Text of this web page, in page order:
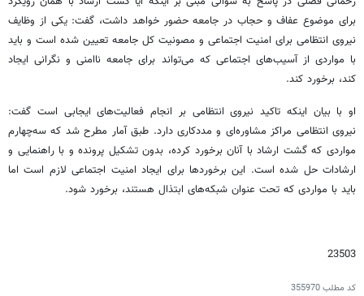
برای موضوع عفاف و حجاب در جامعه حضور خواهد داشت، گفت: یکی از وظایف
نیروی انتظامی برای امنیت اجتماعی و مصونیت کل جامعه تعیین شده است و باید
با مواردی از آسیب‌های اجتماعی که می‌تواند برای جامعه ناامنی و نگرانی ایجاد
کند، برخورد کند.
او با بیان اینکه تاکید نیروی انتظامی بر انجام فعالیت‌های ایجابی است گفت:
نیروی انتظامی مراکز مشاوره‌ای و مددکاری دارد. طبق آمار مطرح شد که سه‌چهارم
مواردی که گشت ارشاد با آنان برخورد کرده، بدون تشکیل پرونده و با راهنمایی و
ارشادات حل شده است. این برخوردها برای ایجاد امنیت اجتماعی لازم است اما
باید با مواردی که تحت عنوان شبکه‌های ابتذال هستند، برخورد شود.
23503
کد مطلب355970